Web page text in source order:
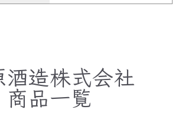
酒造株式会社
商品一覧